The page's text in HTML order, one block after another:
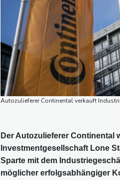
Autozulieferer Continental verkauft
Der Autozulieferer Continental
Investmentgesellschaft Lone
Sparte mit dem
möglicher erfolgsabhängiger